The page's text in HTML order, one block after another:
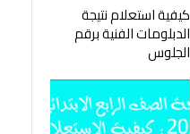
كيفية استعلام نتيجة
الدبلومات الفنية برقم
الجلوس